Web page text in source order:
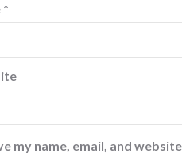
*
my name, email, and